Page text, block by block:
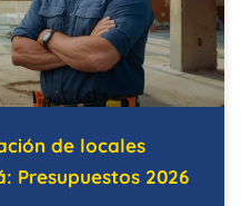
de locales
Presupuestos 2026